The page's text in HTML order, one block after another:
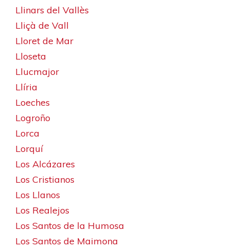
Llinars del Vallès
Lliçà de Vall
Lloret de Mar
Lloseta
Llucmajor
Llíria
Loeches
Logroño
Lorca
Lorquí
Los Alcázares
Los Cristianos
Los Llanos
Los Realejos
Los Santos de la Humosa
Los Santos de Maimona